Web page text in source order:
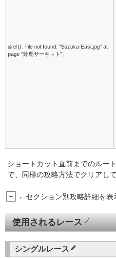
&ref(): File not found: "Suzuka-East.jpg" at
page "鈴鹿サーキット";
ショートカット直前までのルー
で、同様の攻略方法でクリアして
+ ←セクション別攻略詳細を表
使用されるレース
シングルレース